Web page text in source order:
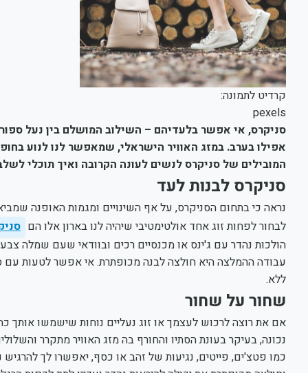
קרדיט לתמונה:
pexels
סניקרס, אי אפשר בלעדיהם – השילוב המושלם בין נעל
אפילו בערב. במזג האוויר הישראלי, שמאפשר לנו לנוע
המובילים של סניקרס לנשים לעונה הקרובה ואיך תוכלי
סניקרס לבנות לעד
נראה כי בתחום הסניקרס, על אף השינויים ומגמות האופנה
לבחור לפחות זוג אחד אולטימטיבי שיהיה לנו בארון אלו הם
הולכות נהדר עם ג'ינס או מכנסיים רכים ובוודאי שעם שמלה
עבודה ההמלצה היא חולצה לבנה מכופתרת. אי אפשר לטעות עם
ללא.
שחור על שחור
אם את רוצה לרכוש לעצמך או זוג נעליים נוחות שישמשו אותך
נכונה, בעיקר בעונת הסתיו והחורף בה מזג האוויר מתקרר
כמו פטצ'ים, פייטים, נגיעות של זהב או כסף, יאפשרו לך